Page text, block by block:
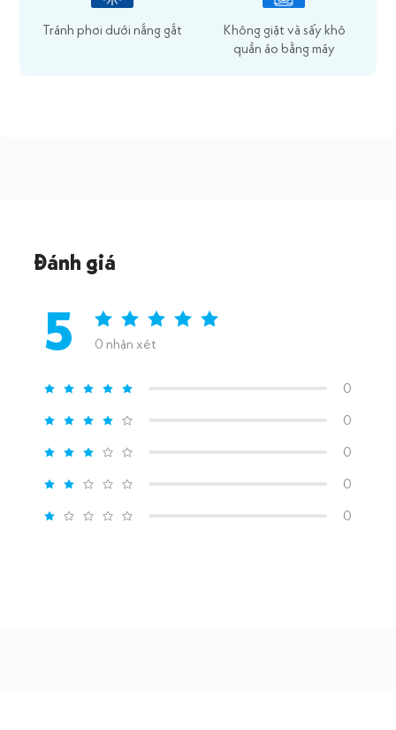
Tránh phơi dưới nắng gắt
Không giặt và sấy khô
quần áo bằng máy
Đánh giá
5 0 nhận xét
0
0
0
0
0